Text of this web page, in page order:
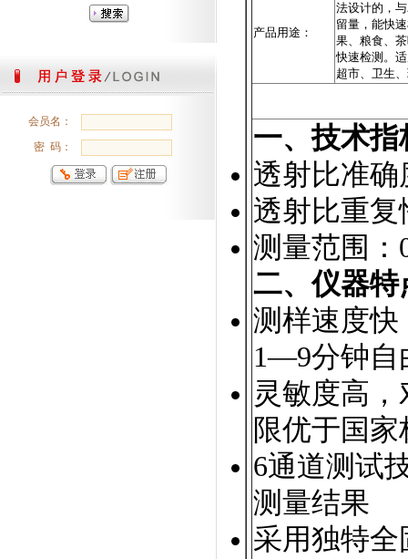
会员名：
密 码：
产品用途：
法设计的，
留量，能快
果、粮食、
快速检测。
超市、卫生
一、技术指
透射比准确
透射比重复
测量范围：
二、仪器特
测样速度快
1—9分钟自
灵敏度高
限优于国
6通道测试
测量结果
采用独特